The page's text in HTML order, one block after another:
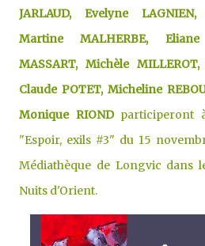
JARLAUD, Evelyne
Martine MALHERBE,
MASSART, Michèle
Claude POTET, Micheline
Monique RIONDparticiperont
"Espoir, exils #3" du 15
Médiathèque de Longvic dans
Nuits d'Orient.